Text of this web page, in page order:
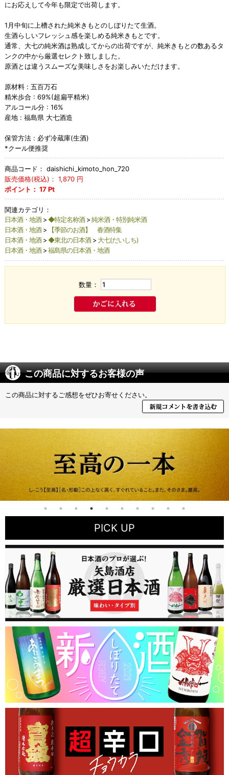
にお応えして今年も限定で出荷します。
1月中旬に上槽された純米きもとのしぼりたて生酒。
生酒らしいフレッシュ感を楽しめる純米きもとです。
通常、大七の純米酒は熟成してからの出荷ですが、純米きもとの数あるタ
ンクの中から厳選セレクト致しました。
原酒とは違うスムーズな美味しさをお楽しみいただけます。
原材料 : 五百万石
精米歩合 : 69%(超扁平精米)
アルコール分 : 16%
産地 : 福島県 大七酒造
保管方法 : 必ず冷蔵庫(生酒)
*クール便推奨
商品コード： daishichi_kimoto_hon_720
販売価格(税込)： 1,870円
ポイント： 17Pt
関連カテゴリ：
日本酒・地酒> ◆特定名称酒> 純米酒・特別純米酒
日本酒・地酒>
【季節のお酒】 春酒特集
日本酒・地酒> ◆東北の日本酒> 大七(だいしち)
日本酒・地酒> 福島県の日本酒・地酒
数量：
この商品に対するお客様の声
この商品に対するご感想をぜひお寄せください。
PICK UP